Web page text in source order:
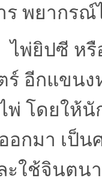
ร พยากร
ปซี หรือ ไ
ร์ อีกแขน
พ่ โดยให้
อกมา เป็น
ะใช้จินตน